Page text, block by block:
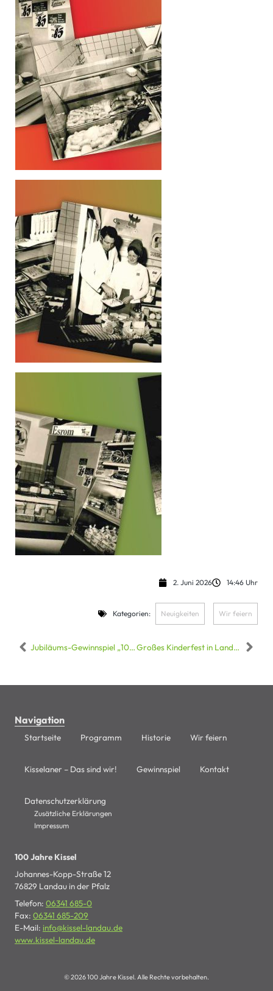
2. Juni 2026 14:46 Uhr
Kategorien: Neuigkeiten Wir feiern
Jubiläums-Gewinnspiel „100 Jahre Kissel“: Macht mit und gewinnt, einen Jahreseinkauf im Wert von 7.740 €. Großes Kinderfest in Landau: 100 Jahre Kissel feiern bei Edeka Kissel SBK Landau!
Navigation
Startseite Programm Historie Wir feiern
Kisselaner – Das sind wir! Gewinnspiel Kontakt
Datenschutzerklärung
Zusätzliche Erklärungen
Impressum
100 Jahre Kissel
Johannes-Kopp-Straße 12
76829 Landau in der Pfalz
Telefon: 06341 685-0
Fax: 06341 685-209
E-Mail: info@kissel-landau.de
www.kissel-landau.de
© 2026 100 Jahre Kissel. Alle Rechte vorbehalten.